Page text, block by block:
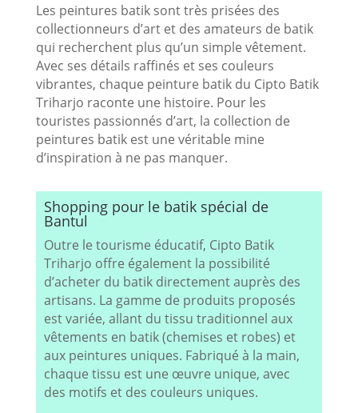
Les peintures batik sont très prisées des
collectionneurs d’art et des amateurs de batik
qui recherchent plus qu’un simple vêtement.
Avec ses détails raffinés et ses couleurs
vibrantes, chaque peinture batik du Cipto Batik
Triharjo raconte une histoire. Pour les
touristes passionnés d’art, la collection de
peintures batik est une véritable mine
d’inspiration à ne pas manquer.
Shopping pour le batik spécial de
Bantul
Outre le tourisme éducatif, Cipto Batik
Triharjo offre également la possibilité
d’acheter du batik directement auprès des
artisans. La gamme de produits proposés
est variée, allant du tissu traditionnel aux
vêtements en batik (chemises et robes) et
aux peintures uniques. Fabriqué à la main,
chaque tissu est une œuvre unique, avec
des motifs et des couleurs uniques.